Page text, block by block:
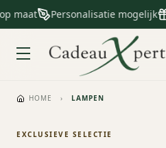
maat Personalisatie mogelijk
HOME › LAMPEN
EXCLUSIEVE SELECTIE